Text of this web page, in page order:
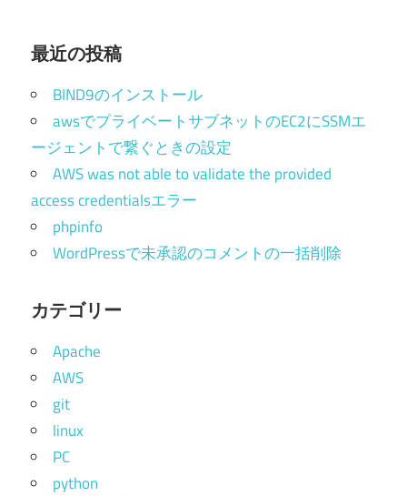
最近の投稿
BIND9のインストール
awsでプライベートサブネットのEC2にSSMエ
ージェントで繋ぐときの設定
AWS was not able to validate the provided
access credentialsエラー
phpinfo
WordPressで未承認のコメントの一括削除
カテゴリー
Apache
AWS
git
linux
PC
python